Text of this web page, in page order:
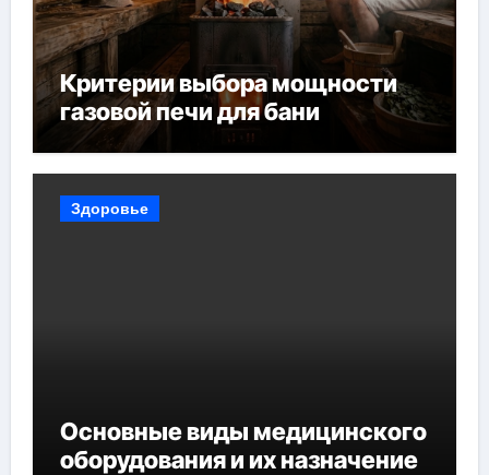
Критерии выбора мощности
газовой печи для бани
Здоровье
Основные виды медицинского
оборудования и их назначение